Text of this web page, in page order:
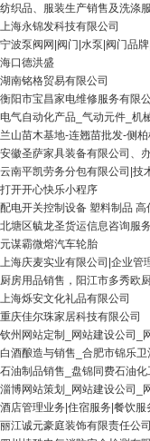
纺织品、服装生产销售及洗涤
上海永锦发科技有限公司
宁波泵阀网|阀门|水泵|阀门品
海口德洪盛
湖南铭格贸易有限公司
衡阳市宝昌家电维修服务有限
电气自动化产品_气动元件_机
兰山苗木基地-连翘苗批发-侧
安徽圣萨家具装备有限公司、
云南平凯劳务分包有限公司|技
打开开心快乐小程序
配电开关控制设备 塑料制品
北塘区毓龙圣货运信息咨询服
元谋霸微熔汽车轮胎
上海庆麦实业有限公司|企业管
厨房用品销售，阳江市多秀欧
上海烁安文化礼品有限公司
重庆佳尔珠家居科技有限公司
钦州网站定制_网站建设公司_
白酒酿造与销售_合肥市锦乐卫
石油制品销售_盘锦同费石油化
淄博网站策划_网站建设公司_
酒店管理业务|住宿服务|餐饮
丽江诚元豪庭装饰有限责任公